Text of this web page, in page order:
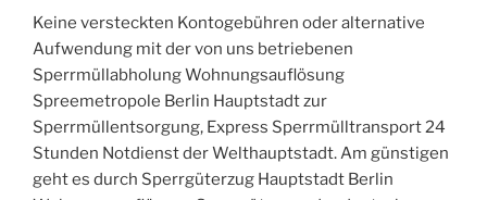
Keine versteckten Kontogebühren oder alternative
Aufwendung mit der von uns betriebenen
Sperrmüllabholung Wohnungsauflösung
Spreemetropole Berlin Hauptstadt zur
Sperrmüllentsorgung, Express Sperrmülltransport 24
Stunden Notdienst der Welthauptstadt. Am günstigen
geht es durch Sperrgüterzug Hauptstadt Berlin